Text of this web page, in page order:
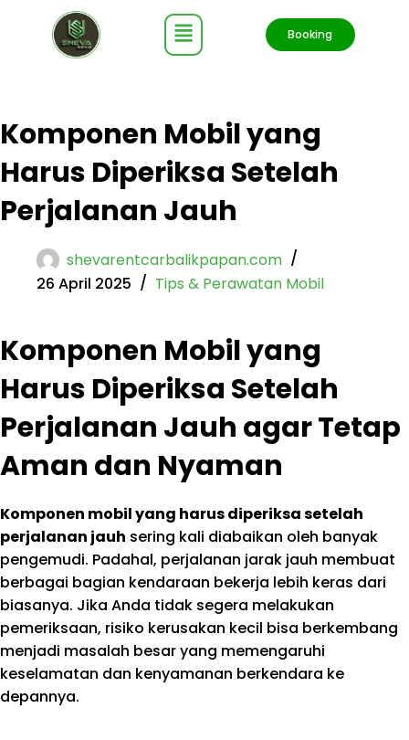
Booking
Komponen Mobil yang
Harus Diperiksa Setelah
Perjalanan Jauh
shevarentcarbalikpapan.com
26 April 2025
Tips & Perawatan Mobil
Komponen Mobil yang
Harus Diperiksa Setelah
Perjalanan Jauh agar Tetap
Aman dan Nyaman
Komponen mobil yang harus diperiksa setelah
perjalanan jauh sering kali diabaikan oleh banyak
pengemudi. Padahal, perjalanan jarak jauh membuat
berbagai bagian kendaraan bekerja lebih keras dari
biasanya. Jika Anda tidak segera melakukan
pemeriksaan, risiko kerusakan kecil bisa berkembang
menjadi masalah besar yang memengaruhi
keselamatan dan kenyamanan berkendara ke
depannya.